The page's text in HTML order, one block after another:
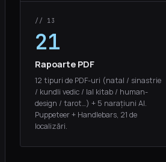
// 13
21
Rapoarte PDF
12 tipuri de PDF-uri (natal / sinastrie
/ kundli vedic / lal kitab / human-
design / tarot…) + 5 narațiuni AI.
Puppeteer + Handlebars, 21 de
localizări.